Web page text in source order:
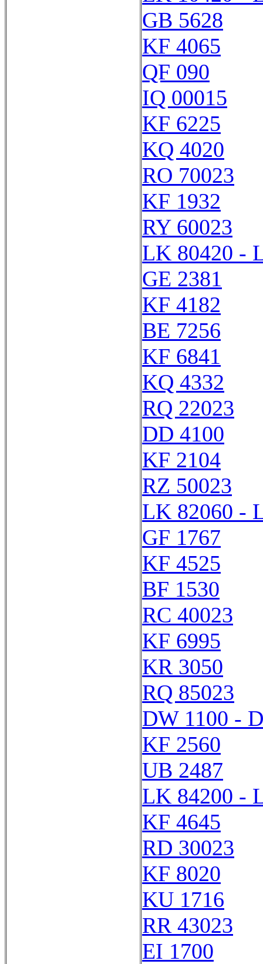
GB 5628
KF 4065
QF 090
IQ 00015
KF 6225
KQ 4020
RO 70023
KF 1932
RY 60023
LK 80420 -
GE 2381
KF 4182
BE 7256
KF 6841
KQ 4332
RQ 22023
DD 4100
KF 2104
RZ 50023
LK 82060 -
GF 1767
KF 4525
BF 1530
RC 40023
KF 6995
KR 3050
RQ 85023
DW 1100 -
KF 2560
UB 2487
LK 84200 -
KF 4645
RD 30023
KF 8020
KU 1716
RR 43023
EI 1700